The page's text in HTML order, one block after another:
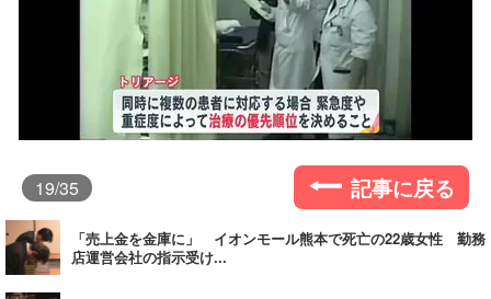
19/35 記事に戻る
「売上金を金庫に」 イオンモール熊本で死亡の22歳女性 勤務
店運営会社の指示受け...